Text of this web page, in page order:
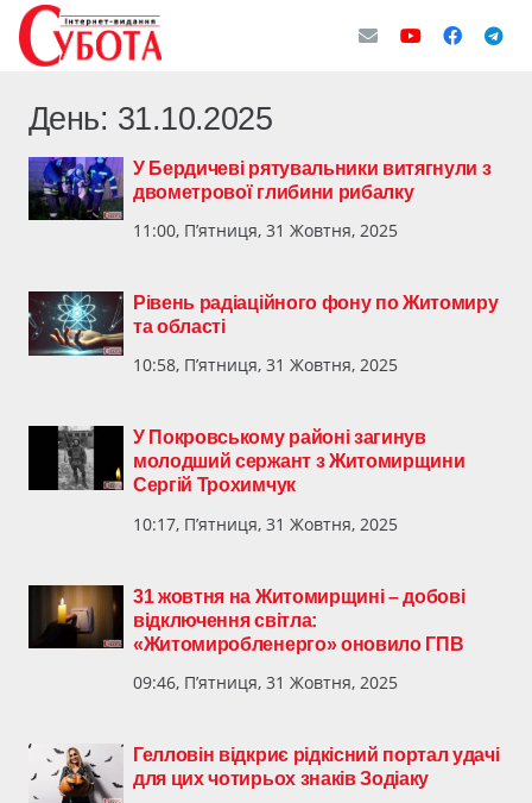
День: 31.10.2025
У Бердичеві рятувальники витягнули з
двометрової глибини рибалку
11:00, П’ятниця, 31 Жовтня, 2025
Рівень радіаційного фону по Житомиру
та області
10:58, П’ятниця, 31 Жовтня, 2025
У Покровському районі загинув
молодший сержант з Житомирщини
Сергій Трохимчук
10:17, П’ятниця, 31 Жовтня, 2025
31 жовтня на Житомирщині – добові
відключення світла:
«Житомиробленерго» оновило ГПВ
09:46, П’ятниця, 31 Жовтня, 2025
Гелловін відкриє рідкісний портал удачі
для цих чотирьох знаків Зодіаку